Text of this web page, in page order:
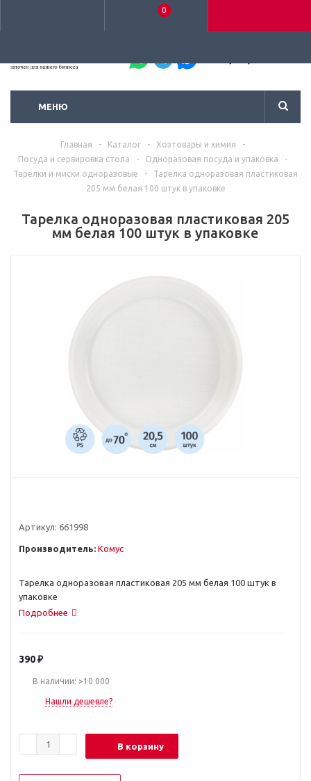
0
МЕНЮ
Главная - Каталог - Хозтовары и химия
-
Посуда и сервировка стола
- Одноразовая посуда и упаковка
-
Тарелки и миски одноразовые
-
Тарелка одноразовая пластиковая
205 мм белая 100 штук в упаковке
Тарелка одноразовая пластиковая 205
мм белая 100 штук в упаковке
Артикул: 661998
Производитель: Комус
Тарелка одноразовая пластиковая 205 мм белая 100 штук в
упаковке
Подробнее
390₽
В наличии: >10 000
Нашли дешевле?
В корзину